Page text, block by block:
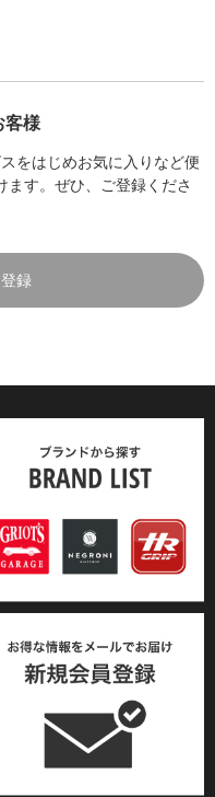
客様
をはじめお気に入りなど便
す。ぜひ、ご登録くださ
録